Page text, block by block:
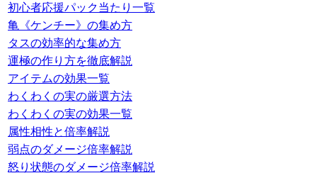
初心者応援パック当たり一覧
亀《ケンチー》の集め方
タスの効率的な集め方
運極の作り方を徹底解説
アイテムの効果一覧
わくわくの実の厳選方法
わくわくの実の効果一覧
属性相性と倍率解説
弱点のダメージ倍率解説
怒り状態のダメージ倍率解説